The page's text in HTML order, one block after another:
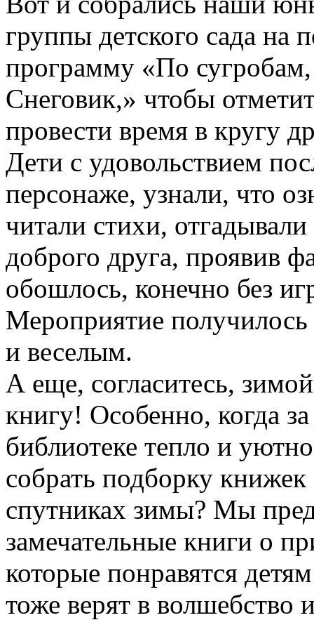
группы детского сада на
программу «По
Снеговик,» чтобы
провести время в кругу
Дети с удовольствием
персонаже, узнали, что
читали стихи,
доброго друга, проявив
обошлось, конечно без
Мероприятие
и веселым.
А еще, согласитесь,
книгу! Особенно, когда
библиотеке тепло и
собрать подборку
спутниках зимы? Мы
замечательные книги о
которые понравятся
тоже верят в волшебство